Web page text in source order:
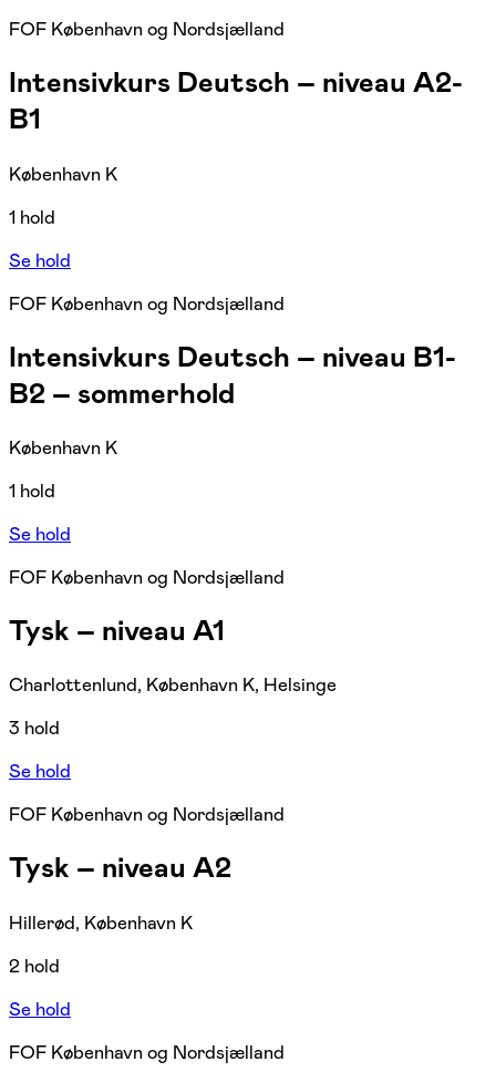
FOF København og Nordsjælland
Intensivkurs Deutsch – niveau A2-
B1
København K
1 hold
Se hold
FOF København og Nordsjælland
Intensivkurs Deutsch – niveau B1-
B2 – sommerhold
København K
1 hold
Se hold
FOF København og Nordsjælland
Tysk – niveau A1
Charlottenlund, København K, Helsinge
3 hold
Se hold
FOF København og Nordsjælland
Tysk – niveau A2
Hillerød, København K
2 hold
Se hold
FOF København og Nordsjælland